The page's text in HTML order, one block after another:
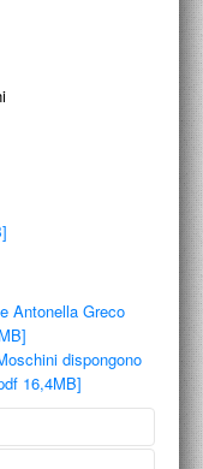
Antonella Greco
dispongono
16,4MB]